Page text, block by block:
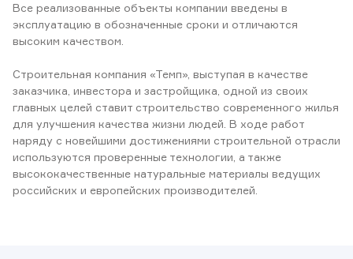
Все реализованные объекты компании введены в
эксплуатацию в обозначенные сроки и отличаются
высоким качеством.
Строительная компания «Темп», выступая в качестве
заказчика, инвестора и застройщика, одной из своих
главных целей ставит строительство современного жилья
для улучшения качества жизни людей. В ходе работ
наряду с новейшими достижениями строительной отрасли
используются проверенные технологии, а также
высококачественные натуральные материалы ведущих
российских и европейских производителей.